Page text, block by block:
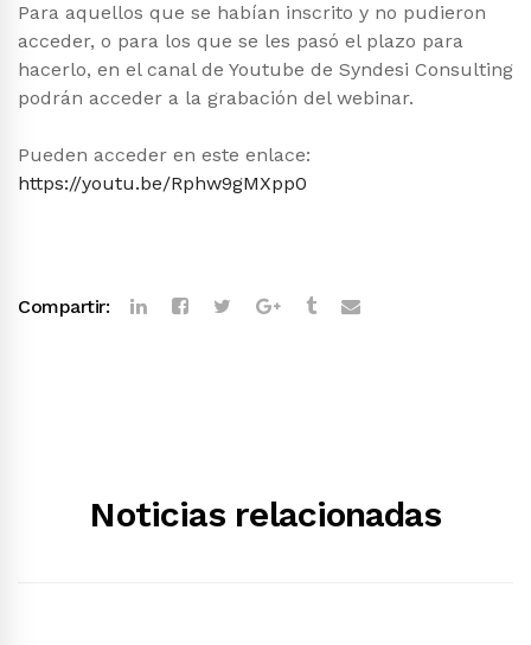
Para aquellos que se habían inscrito y no pudieron
acceder, o para los que se les pasó el plazo para
hacerlo, en el canal de Youtube de Syndesi Consulting
podrán acceder a la grabación del webinar.
Pueden acceder en este enlace:
https://youtu.be/Rphw9gMXpp0
Compartir:
Noticias relacionadas